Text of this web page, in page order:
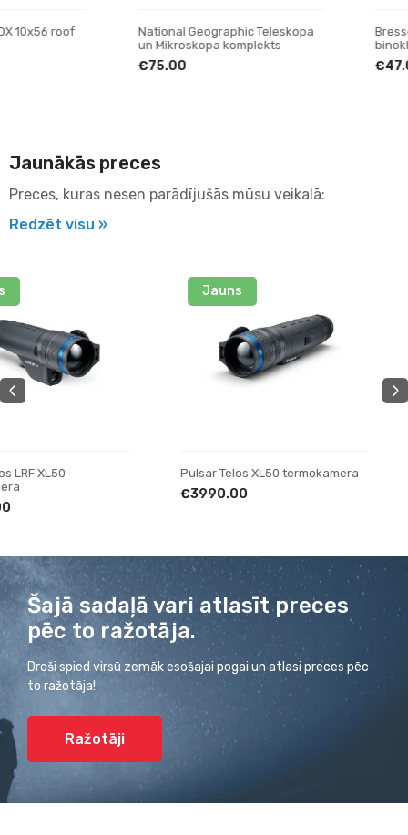
National Geographic Teleskopa
un Mikroskopa komplekts
Bresser Hunter 7x50
binoklis
Jaunākās preces
Preces, kuras nesen parādījušās mūsu veikalā:
Redzēt visu »
Pulsar Telos XL50 termokamera
Pulsar Axion XG30
Šajā sadaļā vari atlasīt preces
pēc to ražotāja.
Droši spied virsū zemāk esošajai pogai un atlasi preces pēc
to ražotāja!
Ražotāji